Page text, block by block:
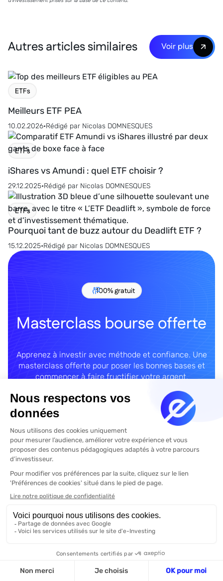
Autres articles similaires Voir plus
ETFs
Meilleurs ETF PEA
10.02.2026•Rédigé par Nicolas DOMNESQUES
ETFs
iShares vs Amundi : quel ETF choisir ?
29.12.2025•Rédigé par Nicolas DOMNESQUES
ETFs
Pourquoi tant de buzz autour du Deadlift ETF ?
15.12.2025•Rédigé par Nicolas DOMNESQUES
100% gratuit
Masterclass bourse offerte
Apprenez à investir avec méthode et confiance. Une
masterclass offerte pour poser les bonnes bases et
commencer à faire fructifier votre argent.